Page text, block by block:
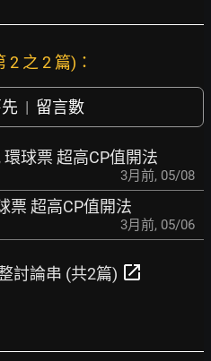
2 之 2 篇)：
| 留言數
環球票 超高CP值開法
3月前, 05/08
票 超高CP值開法
3月前, 05/06
討論串 (共2篇) open_in_new